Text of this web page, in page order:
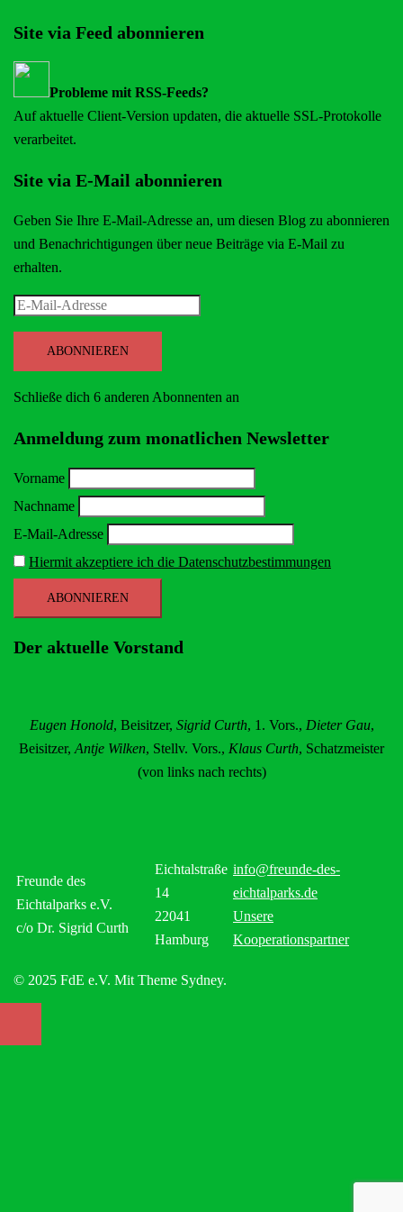
Site via Feed abonnieren
Probleme mit RSS-Feeds?
Auf aktuelle Client-Version updaten, die aktuelle SSL-Protokolle
verarbeitet.
Site via E-Mail abonnieren
Geben Sie Ihre E-Mail-Adresse an, um diesen Blog zu abonnieren
und Benachrichtigungen über neue Beiträge via E-Mail zu
erhalten.
E-
AdresseABONNIEREN
Schließe dich 6 anderen Abonnenten an
Anmeldung zum monatlichen Newsletter
Vorname
Nachname
E-Mail-Adresse
Hiermit akzeptiere ich die Datenschutzbestimmungen
Der aktuelle Vorstand
Eugen Honold, Beisitzer, Sigrid Curth, 1. Vors., Dieter Gau,
Beisitzer, Antje Wilken, Stellv. Vors., Klaus Curth, Schatzmeister
(von links nach rechts)
Freunde des
Eichtalparks e.V.
c/o Dr. Sigrid Curth
Eichtalstraße
14
22041
Hamburg
info@freunde-des-
eichtalparks.de
Unsere
Kooperationspartner
© 2025 FdE e.V. Mit Theme Sydney.